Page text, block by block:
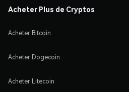
Acheter Plus de Cryptos
Acheter Bitcoin
Acheter Dogecoin
Acheter Litecoin